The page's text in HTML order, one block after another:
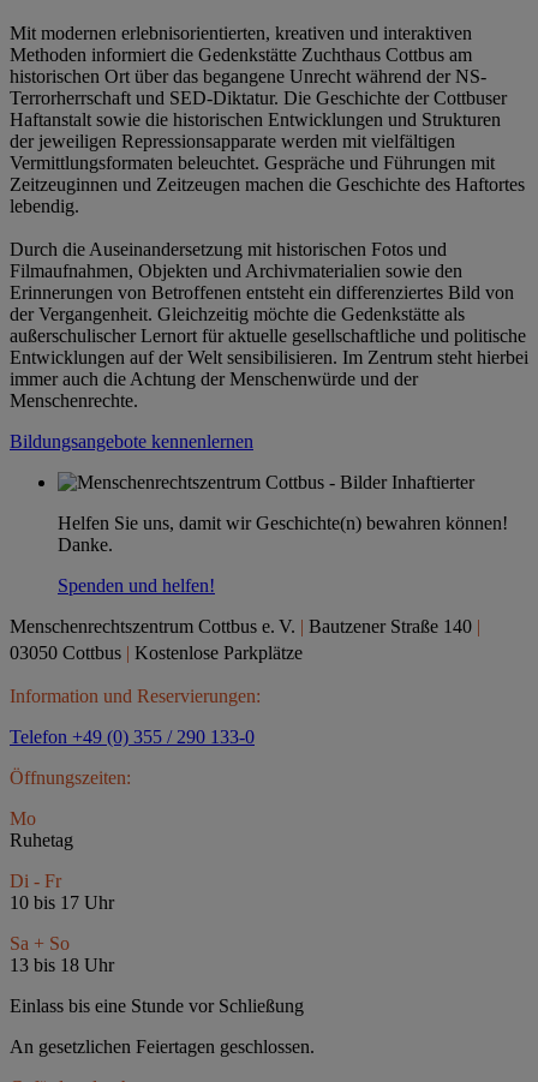
Mit modernen erlebnisorientierten, kreativen und interaktiven
Methoden informiert die Gedenkstätte Zuchthaus Cottbus am
historischen Ort über das begangene Unrecht während der NS-
Terrorherrschaft und SED-Diktatur. Die Geschichte der Cottbuser
Haftanstalt sowie die historischen Entwicklungen und Strukturen
der jeweiligen Repressionsapparate werden mit vielfältigen
Vermittlungsformaten beleuchtet. Gespräche und Führungen mit
Zeitzeuginnen und Zeitzeugen machen die Geschichte des Haftortes
lebendig.
Durch die Auseinandersetzung mit historischen Fotos und
Filmaufnahmen, Objekten und Archivmaterialien sowie den
Erinnerungen von Betroffenen entsteht ein differenziertes Bild von
der Vergangenheit. Gleichzeitig möchte die Gedenkstätte als
außerschulischer Lernort für aktuelle gesellschaftliche und politische
Entwicklungen auf der Welt sensibilisieren. Im Zentrum steht hierbei
immer auch die Achtung der Menschenwürde und der
Menschenrechte.
Bildungsangebote kennenlernen
Helfen Sie uns, damit wir Geschichte(n) bewahren können!
Danke.
Spenden und helfen!
Menschenrechtszentrum Cottbus e. V. | Bautzener Straße 140 |
03050 Cottbus | Kostenlose Parkplätze
Information und Reservierungen:
Telefon +49 (0) 355 / 290 133-0
Öffnungszeiten:
Mo
Ruhetag
Di - Fr
10 bis 17 Uhr
Sa + So
13 bis 18 Uhr
Einlass bis eine Stunde vor Schließung
An gesetzlichen Feiertagen geschlossen.